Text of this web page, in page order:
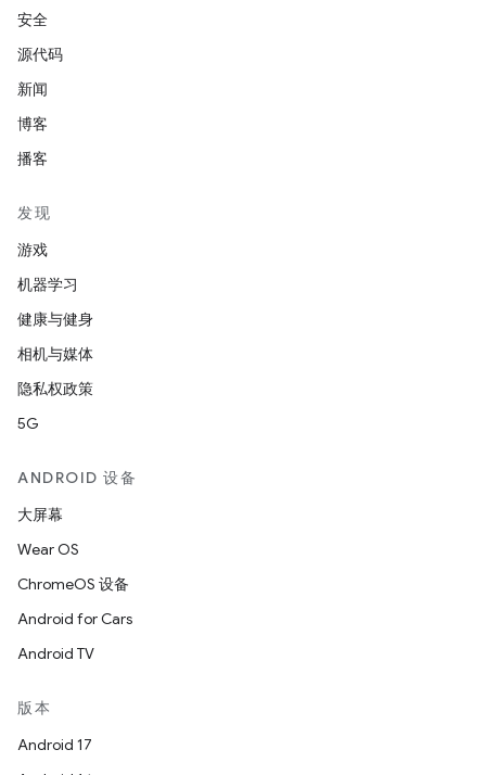
安全
源代码
新闻
博客
播客
发现
游戏
机器学习
健康与健身
相机与媒体
隐私权政策
5G
ANDROID 设备
大屏幕
Wear OS
ChromeOS 设备
Android for Cars
Android TV
版本
Android 17